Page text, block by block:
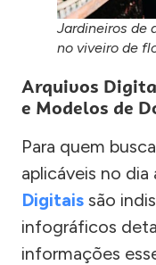
Jardineiros de
no viveiro de
Arquivos
e Modelos de
Para quem
aplicáveis no dia
Digitais são
infográficos
informações